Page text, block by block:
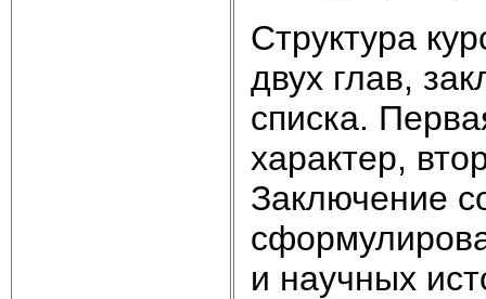
Структура
двух глав,
списка.
характер,
Заключение
и научных